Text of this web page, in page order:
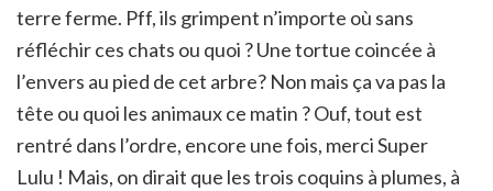
terre ferme. Pff, ils grimpent n’importe où sans
réfléchir ces chats ou quoi ? Une tortue coincée à
l’envers au pied de cet arbre? Non mais ça va pas la
tête ou quoi les animaux ce matin ? Ouf, tout est
rentré dans l’ordre, encore une fois, merci Super
Lulu ! Mais, on dirait que les trois coquins à plumes, à